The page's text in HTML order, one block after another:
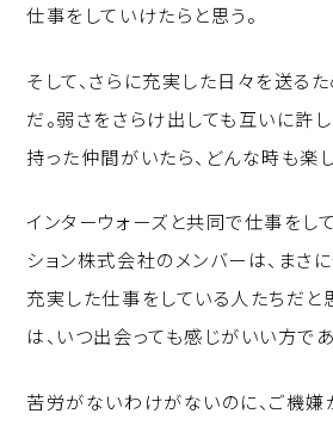
仕事をしていけたらと思う。
そして、さらに充実した日々を送る
だ。弱さをさらけ出しても互いに許
持った仲間がいたら、どんな時も楽
インターウォーズと共同で仕事をし
ション株式会社のメンバーは、まさ
充実した仕事をしている人たちだと
は、いつ出会っても感じがいい方であ
苦労がないわけがないのに、ご機嫌